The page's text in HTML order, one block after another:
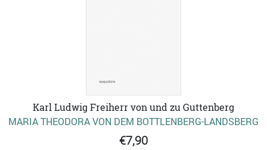
Karl Ludwig Freiherr von und zu Guttenberg
MARIA THEODORA VON DEM BOTTLENBERG-LANDSBERG
€7,90